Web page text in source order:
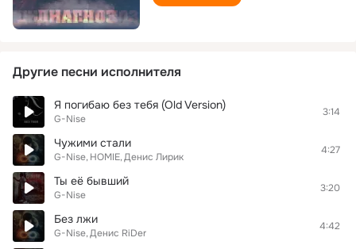
Другие песни исполнителя
Я погибаю без тебя (Old Version)
G-Nise
3:14
Чужими стали
G-Nise HOMIE Денис Лирик
4:27
Ты её бывший
G-Nise
3:20
Без лжи
G-Nise Денис RiDer
4:42